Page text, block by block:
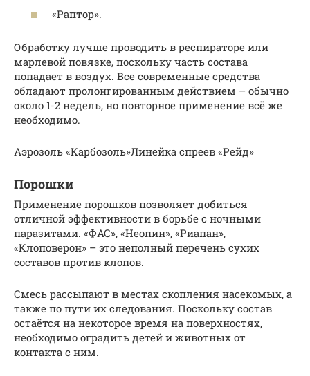
«Раптор».
Обработку лучше проводить в респираторе или
марлевой повязке, поскольку часть состава
попадает в воздух. Все современные средства
обладают пролонгированным действием – обычно
около 1-2 недель, но повторное применение всё же
необходимо.
Аэрозоль «Карбозоль»Линейка спреев «Рейд»
Порошки
Применение порошков позволяет добиться
отличной эффективности в борьбе с ночными
паразитами. «ФАС», «Неопин», «Риапан»,
«Клоповерон» – это неполный перечень сухих
составов против клопов.
Смесь рассыпают в местах скопления насекомых, а
также по пути их следования. Поскольку состав
остаётся на некоторое время на поверхностях,
необходимо оградить детей и животных от
контакта с ним.